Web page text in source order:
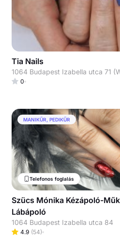
Tia Nails
1064 Budapest Izabella utca 71
0
MANIKŰR, PEDIKŰR
Telefonos foglalás
Szücs Mónika Kézápoló-
Lábápoló
1064 Budapest Izabella utca 84
4.9 (54)